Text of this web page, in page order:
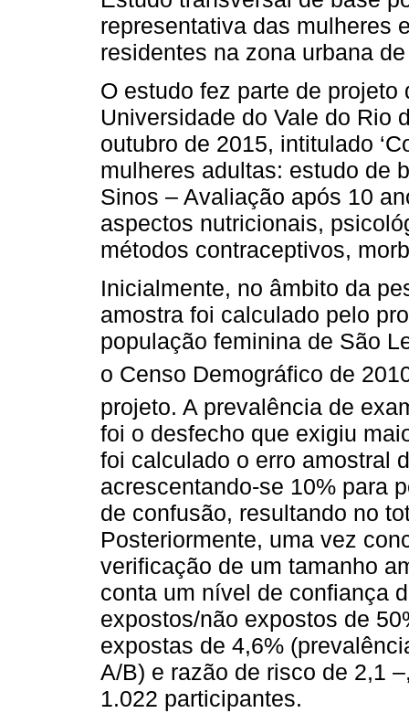
representativa das mulheres
residentes na zona urbana
O estudo fez parte de
Universidade do Vale do Rio
outubro de 2015, intitulado
mulheres adultas: estudo de
Sinos – Avaliação após 10
aspectos nutricionais,
métodos contraceptivos,
Inicialmente, no âmbito da
amostra foi calculado pelo
população feminina de São
o Censo Demográfico de
projeto. A prevalência de
foi o desfecho que exigiu
foi calculado o erro amostral
acrescentando-se 10% para
de confusão, resultando no
Posteriormente, uma vez
verificação de um tamanho
conta um nível de confiança
expostos/não expostos de
expostas de 4,6%
A/B) e razão de risco de 2,1
1.022 participantes.